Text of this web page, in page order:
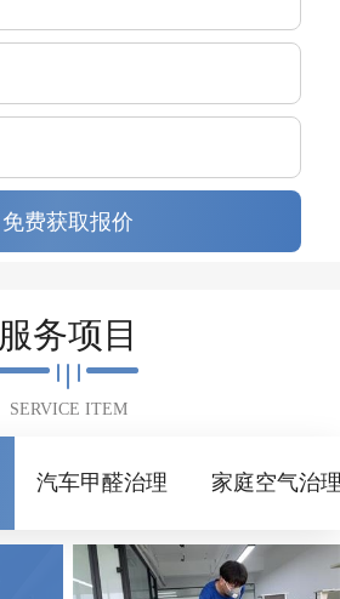
免费获取报价
服务项目
SERVICE ITEM
汽车甲醛治理 家庭空气治